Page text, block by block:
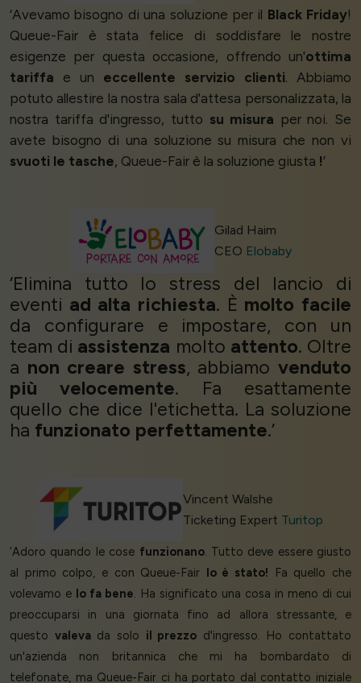
‘Avevamo bisogno di una soluzione per il Black Friday!
Queue-Fair è stata felice di soddisfare le nostre
esigenze per questa occasione, offrendo un'ottima
tariffa e un eccellente servizio clienti. Abbiamo
potuto allestire la nostra sala d'attesa personalizzata, la
nostra tariffa d'ingresso, tutto su misura per noi. Se
avete bisogno di una soluzione su misura che non vi
svuoti le tasche, Queue-Fair è la soluzione giusta !’
Gilad Haim
CEO Elobaby
‘Elimina tutto lo stress del lancio di
eventi ad alta richiesta. È molto facile
da configurare e impostare, con un
team di assistenza molto attento. Oltre
a non creare stress, abbiamovenduto
più velocemente. Fa esattamente
quello che dice l'etichetta. La soluzione
ha funzionato perfettamente.’
Vincent Walshe
Ticketing Expert Turitop
‘Adoro quando le cose funzionano. Tutto deve essere giusto
al primo colpo, e con Queue-Fair lo è stato! Fa quello che
volevamo e lo fa bene. Ha significato una cosa in meno di cui
preoccuparsi in una giornata fino ad allora stressante, e
questo valevada solo il prezzo d'ingresso. Ho contattato
un'azienda non britannica che mi ha bombardato di
telefonate, ma Queue-Fair ci ha portato dal contatto iniziale